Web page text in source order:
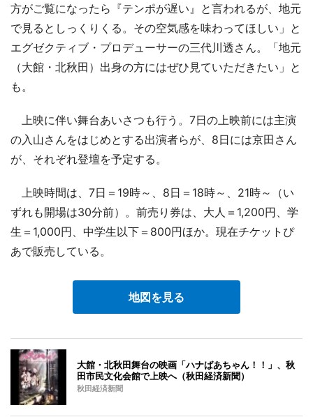
方がご覧になったら『テンポが遅い』と言われるが、地元
で見るとしっくりくる。その空気感を味わってほしい」と
エグゼクティブ・プロデューサーの三代川透さん。「地元
（大館・北秋田）出身の方にはぜひ見ていただきたい」と
も。
上映に伴い舞台あいさつも行う。7日の上映前には主演
の入山さんをはじめとする出演者らが、8日には京田さん
が、それぞれ登壇を予定する。
上映時間は、7日＝19時～、8日＝18時～、21時～（い
ずれも開場は30分前）。前売り券は、大人＝1,200円、学
生＝1,000円、中学生以下＝800円ほか。現在チケットぴ
あで販売している。
地図を見る
大館・北秋田舞台の映画「ハナばあちゃん！！」、秋
田市民文化会館で上映へ（秋田経済新聞）
秋田経済新聞